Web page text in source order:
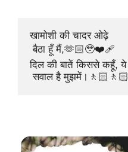
खामोशी की चादर ओढ़े
बैठा हूँ मैं,🫶🏻🥹❤️‍🩹
दिल की बातें किससे कहूँ, ये
सवाल है मुझमें।🚶🏻🚶🏻